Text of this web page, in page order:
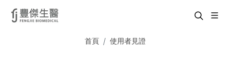
首頁 使用者見證